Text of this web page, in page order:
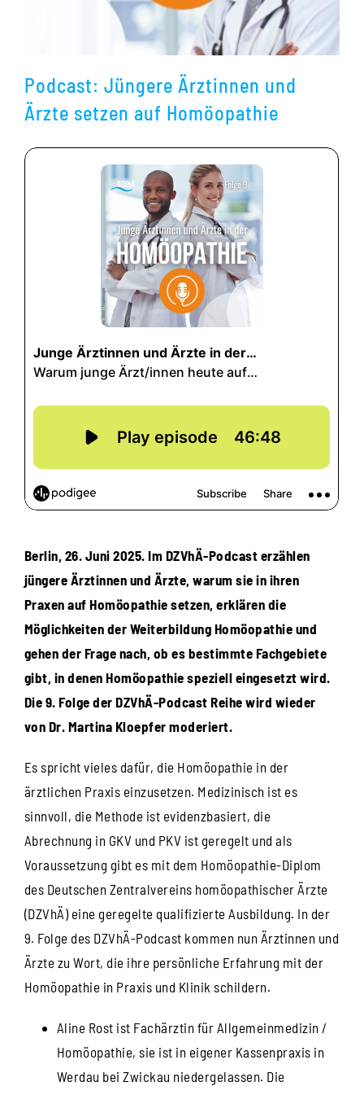
Podcast: Jüngere Ärztinnen und
Ärzte setzen auf Homöopathie
Berlin, 26. Juni 2025. Im DZVhÄ-Podcast erzählen
jüngere Ärztinnen und Ärzte, warum sie in ihren
Praxen auf Homöopathie setzen, erklären die
Möglichkeiten der Weiterbildung Homöopathie und
gehen der Frage nach, ob es bestimmte Fachgebiete
gibt, in denen Homöopathie speziell eingesetzt wird.
Die 9. Folge der DZVhÄ-Podcast Reihe wird wieder
von Dr. Martina Kloepfer moderiert.
Es spricht vieles dafür, die Homöopathie in der
ärztlichen Praxis einzusetzen. Medizinisch ist es
sinnvoll, die Methode ist evidenzbasiert, die
Abrechnung in GKV und PKV ist geregelt und als
Voraussetzung gibt es mit dem Homöopathie-Diplom
des Deutschen Zentralvereins homöopathischer Ärzte
(DZVhÄ) eine geregelte qualifizierte Ausbildung. In der
9. Folge des DZVhÄ-Podcast kommen nun Ärztinnen und
Ärzte zu Wort, die ihre persönliche Erfahrung mit der
Homöopathie in Praxis und Klinik schildern.
Aline Rost ist Fachärztin für Allgemeinmedizin /
Homöopathie, sie ist in eigener Kassenpraxis in
Werdau bei Zwickau niedergelassen. Die